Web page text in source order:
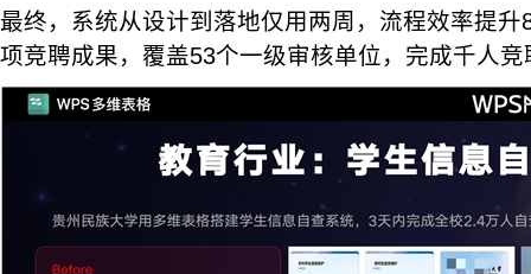
最终，系统从设计到落地仅用两周，流程效率提
项竞聘成果，覆盖53个一级审核单位，完成千人